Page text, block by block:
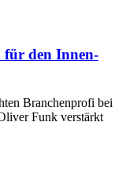
für den Innen-
Branchenprofi bei
Funk verstärkt